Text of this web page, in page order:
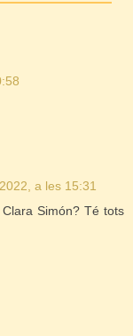
a les 15:31
Simón? Té tots